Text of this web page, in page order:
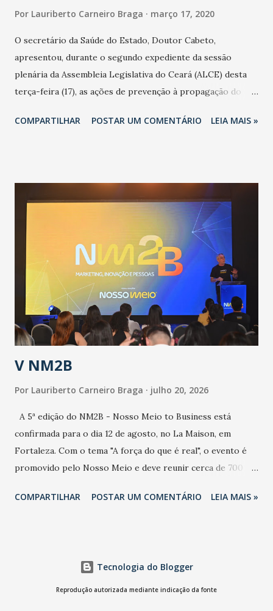
Por Lauriberto Carneiro Braga março 17, 2020
O secretário da Saúde do Estado, Doutor Cabeto,
apresentou, durante o segundo expediente da sessão
plenária da Assembleia Legislativa do Ceará (ALCE) desta
terça-feira (17), as ações de prevenção à propagação do
adotadas pelo Governo do Estado na contenção da
população suspeita e de cuidados com os ambientes
públicos e domiciliares. “Nós não estamos vivendo uma
epidemia comum, como temos em todos os anos, com
aumento de casos de dengue, influenza ou H1N1. Trata-se
de uma epidemia com um vírus diferente, com um poder de
contaminação maior que outros coronavírus”, apontou o
secretário. Segundo ele, é uma epidemia com chance de
contaminação alta, podendo gerar um grande risco à
população e ao sistema de saúde. “Precisamos saber fazer a
estratificação do risco da doença, para não so...
COMPARTILHAR POSTAR UM COMENTÁRIO LEIA MAIS »
V NM2B
Por Lauriberto Carneiro Braga julho 20, 2026
A 5ª edição do NM2B - Nosso Meio to Business está
confirmada para o dia 12 de agosto, no La Maison, em
Fortaleza. Com o tema "A força do que é real", o evento é
promovido pelo Nosso Meio e deve reunir cerca de 700
e lideranças do Mercado Nacional. Desde 2022, o NM2B
LinkedIn, VISA, Grupo 3corações, TikTok e M. Dias Branco.
A nova edição chega em um momento em que autenticidade
COMPARTILHAR POSTAR UM COMENTÁRIO LEIA MAIS »
Tecnologia do Blogger
Reprodução autorizada mediante indicação da fonte